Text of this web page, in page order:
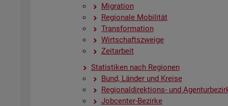
Mi­gra­ti­on
Re­gio­na­le Mo­bi­li­tät
Trans­for­ma­ti­on
Wirt­schafts­zwei­ge
Zeit­ar­beit
Sta­tis­ti­ken nach Re­gio­nen
Bund, Län­der und Krei­se
Re­gio­nal­di­rek­ti­ons- und
Job­cen­ter-Be­zir­ke